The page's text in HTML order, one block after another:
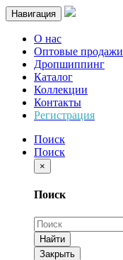
Навигация
О нас
Оптовые продажи
Дропшиппинг
Каталог
Коллекции
Контакты
Регистрация
Поиск
Поиск
×
Поиск
Найти
Закрыть